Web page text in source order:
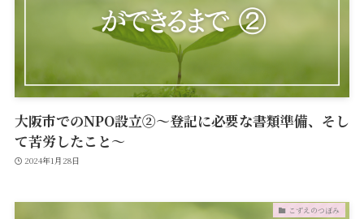
大阪市でのNPO設立②～登記に必要な書類準備、そし
て苦労したこと～
2024年1月28日
こずえのつぼみ